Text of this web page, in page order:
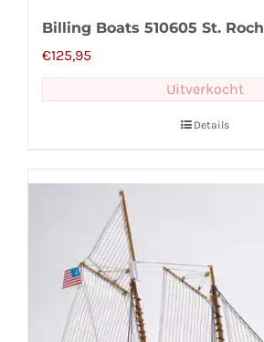
Billing Boats 510605 St. Roch
€125,95
Uitverkocht
Details